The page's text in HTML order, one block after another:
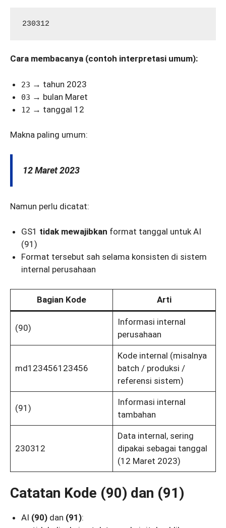
Cara membacanya (contoh interpretasi umum):
23 → tahun 2023
03 → bulan Maret
12 → tanggal 12
Makna paling umum:
12 Maret 2023
Namun perlu dicatat:
GS1 tidak mewajibkan format tanggal untuk AI
(91)
Format tersebut sah selama konsisten di sistem
internal perusahaan
Bagian Kode Arti
(90)
Informasi internal
perusahaan
md123456123456
Kode internal (misalnya
batch / produksi /
referensi sistem)
(91)
Informasi internal
tambahan
230312
Data internal, sering
dipakai sebagai tanggal
(12 Maret 2023)
Catatan Kode (90) dan (91)
AI (90) dan (91):